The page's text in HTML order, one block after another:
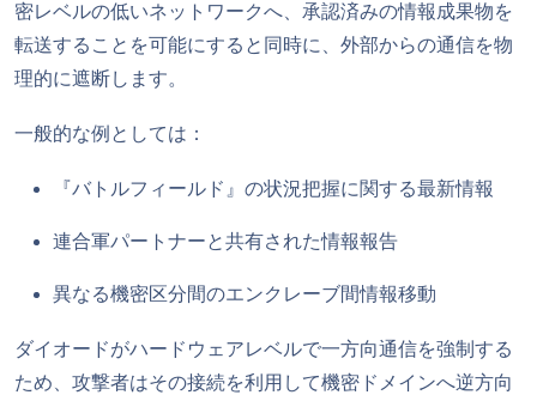
密レベルの低いネットワークへ、承認済みの情報成果物を
転送することを可能にすると同時に、外部からの通信を物
理的に遮断します。
一般的な例としては：
『バトルフィールド』の状況把握に関する最新情報
連合軍パートナーと共有された情報報告
異なる機密区分間のエンクレーブ間情報移動
ダイオードがハードウェアレベルで一方向通信を強制する
ため、攻撃者はその接続を利用して機密ドメインへ逆方向